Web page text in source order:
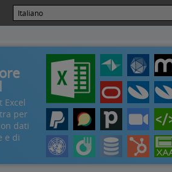
Excel
per
dati
e di